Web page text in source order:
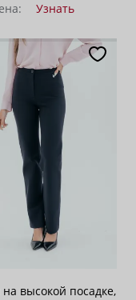
Узнать
высокой посадке,